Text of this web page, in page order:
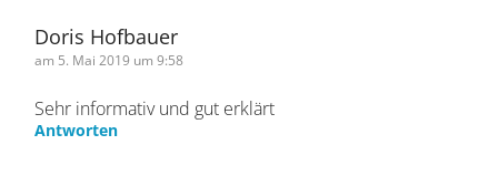
am 5. Mai 2019 um 9:58